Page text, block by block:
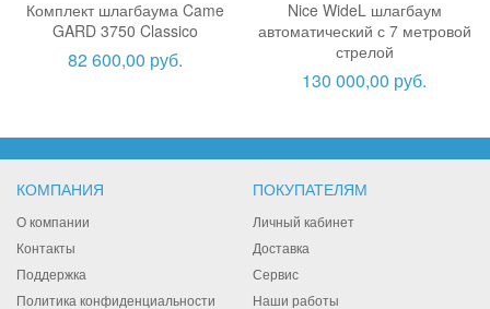
Комплект шлагбаума Came
GARD 3750 Classico
82 600,00 руб.
Nice WideL шлагбаум
автоматический с 7 метровой
стрелой
130 000,00 руб.
КОМПАНИЯ
О компании
Контакты
Поддержка
Политика конфиденциальности
ПОКУПАТЕЛЯМ
Личный кабинет
Доставка
Сервис
Наши работы